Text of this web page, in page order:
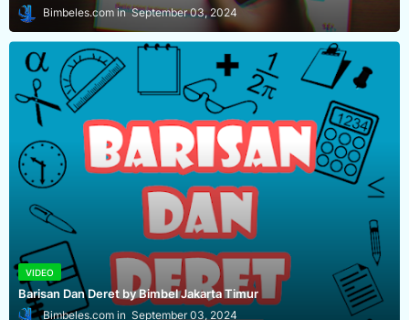
Bimbeles.com September 03, 2024
VIDEO
Barisan Dan Deret by Bimbel Jakarta Timur
Bimbeles.com September 03, 2024